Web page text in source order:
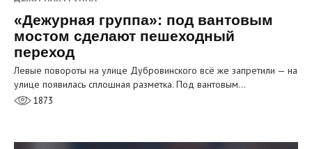
«Дежурная группа»: под вантовым
мостом сделают пешеходный
переход
Левые повороты на улице Дубровинского всё же запретили — на
улице появилась сплошная разметка. Под вантовым…
1873